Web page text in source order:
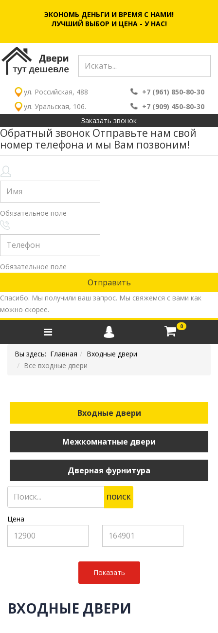
ЭКОНОМЬ ДЕНЬГИ И ВРЕМЯ С НАМИ!
ЛУЧШИЙ ВЫБОР И ЦЕНА - У НАС!
ул. Российская, 488
+7 (961) 850-80-30
ул. Уральская, 106.
+7 (909) 450-80-30
Заказать звонок
Обратный звонок Отправьте нам свой
номер телефона и мы Вам позвоним!
Обязательное поле
Обязательное поле
Спасибо. Мы получили ваш запрос. Мы свяжемся с вами как
можно скорее.
0
Вы здесь: Главная
Входные двери
Все входные двери
Входные двери
Межкомнатные двери
Дверная фурнитура
ПОИСК
Цена
ВХОДНЫЕ ДВЕРИ